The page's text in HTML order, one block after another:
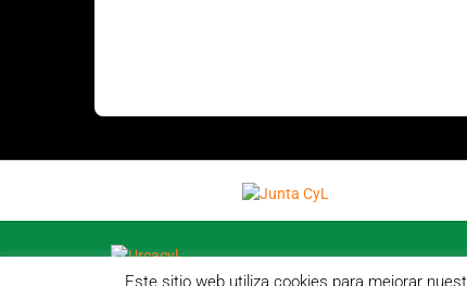
Este sitio web utiliza cookies para mejorar